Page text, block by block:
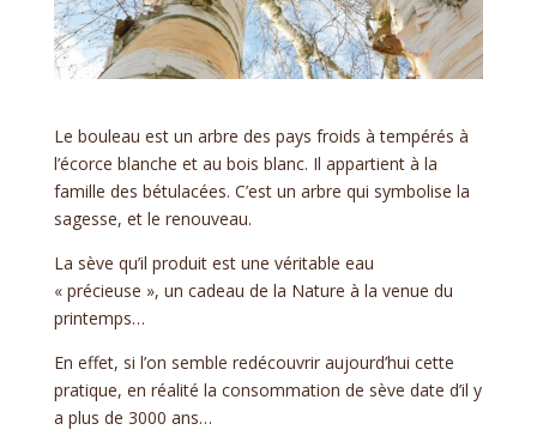
Le bouleau est un arbre des pays froids à tempérés à
l’écorce blanche et au bois blanc. Il appartient à la
famille des bétulacées. C’est un arbre qui symbolise la
sagesse, et le renouveau.
La sève qu’il produit est une véritable eau
« précieuse », un cadeau de la Nature à la venue du
printemps…
En effet, si l’on semble redécouvrir aujourd’hui cette
pratique, en réalité la consommation de sève date d’il y
a plus de 3000 ans…